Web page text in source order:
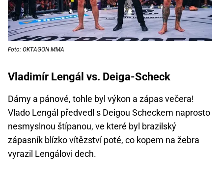
Foto: OKTAGON MMA
Vladimír Lengál vs. Deiga-Scheck
Dámy a pánové, tohle byl výkon a zápas večera!
Vlado Lengál předvedl s Deigou Scheckem naprosto
nesmyslnou štípanou, ve které byl brazilský
zápasník blízko vítězství poté, co kopem na žebra
vyrazil Lengálovi dech.